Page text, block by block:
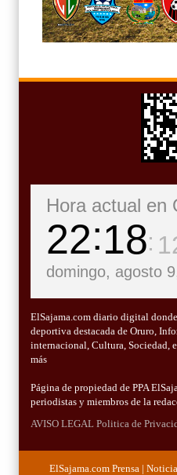
Hora actual en
22 18
domingo, agosto
ElSajama.com diario digital
deportiva destacada de Oruro,
internacional, Cultura, Sociedad,
más
Página de propiedad de PPA
periodistas y miembros de la
AVISO LEGAL Politica de
ElSajama.com Prensa |